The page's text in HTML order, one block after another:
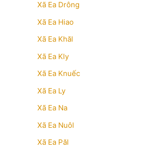
Xã Ea Drông
Xã Ea Hiao
Xã Ea Khăl
Xã Ea Kly
Xã Ea Knuếc
Xã Ea Ly
Xã Ea Na
Xã Ea Nuôl
Xã Ea Păl